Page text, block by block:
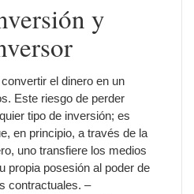
y
el dinero en un
Este riesgo de perder
tipo de inversión; es
en principio, a través de la
uno transfiere los medios
propia posesión al poder de
contractuales. –